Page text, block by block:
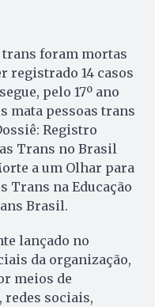
trans foram mortas
registrado 14 casos
pelo 17º ano
mata pessoas trans
Registro
Trans no Brasil
a um Olhar para
Trans na Educação
Brasil.
lançado no
da organização,
meios de
redes sociais,